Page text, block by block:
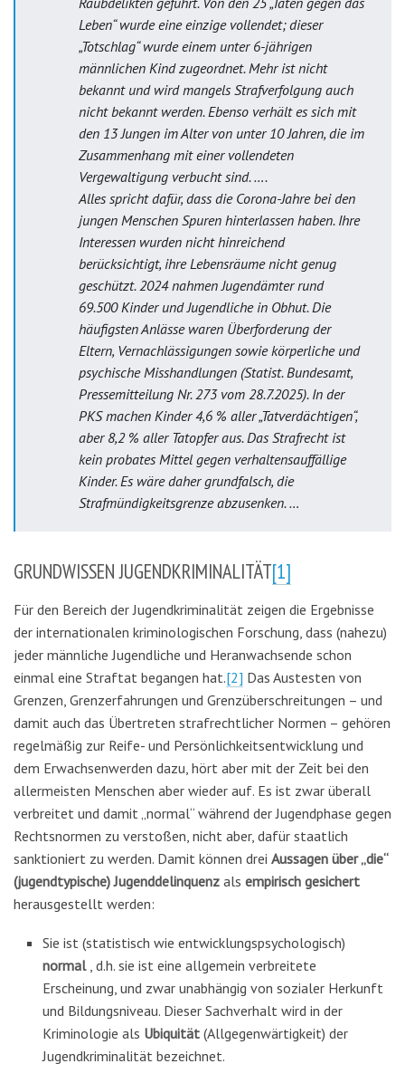
Leben“ wurde eine einzige vollendet; dieser
„Totschlag“ wurde einem unter 6-jährigen
männlichen Kind zugeordnet. Mehr ist nicht
bekannt und wird mangels Strafverfolgung auch
nicht bekannt werden. Ebenso verhält es sich mit
den 13 Jungen im Alter von unter 10 Jahren, die im
Zusammenhang mit einer vollendeten
Vergewaltigung verbucht sind. ….
Alles spricht dafür, dass die Corona-Jahre bei den
jungen Menschen Spuren hinterlassen haben. Ihre
Interessen wurden nicht hinreichend
berücksichtigt, ihre Lebensräume nicht genug
geschützt. 2024 nahmen Jugendämter rund
69.500 Kinder und Jugendliche in Obhut. Die
häufigsten Anlässe waren Überforderung der
Eltern, Vernachlässigungen sowie körperliche und
psychische Misshandlungen (Statist. Bundesamt,
Pressemitteilung Nr. 273 vom 28.7.2025). In der
PKS machen Kinder 4,6 % aller „Tatverdächtigen“,
aber 8,2 % aller Tatopfer aus. Das Strafrecht ist
kein probates Mittel gegen verhaltensauffällige
Kinder. Es wäre daher grundfalsch, die
Strafmündigkeitsgrenze abzusenken. …
GRUNDWISSEN JUGENDKRIMINALITÄT[1]
Für den Bereich der Jugendkriminalität zeigen die Ergebnisse
der internationalen kriminologischen Forschung, dass (nahezu)
jeder männliche Jugendliche und Heranwachsende schon
einmal eine Straftat begangen hat.[2] Das Austesten von
Grenzen, Grenzerfahrungen und Grenzüberschreitungen – und
damit auch das Übertreten strafrechtlicher Normen – gehören
regelmäßig zur Reife- und Persönlichkeitsentwicklung und
dem Erwachsenwerden dazu, hört aber mit der Zeit bei den
allermeisten Menschen aber wieder auf. Es ist zwar überall
verbreitet und damit „normal“ während der Jugendphase gegen
Rechtsnormen zu verstoßen, nicht aber, dafür staatlich
sanktioniert zu werden. Damit können drei Aussagen über „die“
(jugendtypische) Jugenddelinquenz als empirisch gesichert
herausgestellt werden:
Sie ist (statistisch wie entwicklungspsychologisch)
normal, d.h. sie ist eine allgemein verbreitete
Erscheinung, und zwar unabhängig von sozialer Herkunft
und Bildungsniveau. Dieser Sachverhalt wird in der
Kriminologie als Ubiquität (Allgegenwärtigkeit) der
Jugendkriminalität bezeichnet.